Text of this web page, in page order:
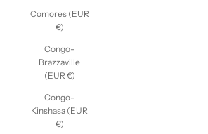
Comores (EUR
€)
Congo-
Brazzaville
(EUR €)
Congo-
Kinshasa (EUR
€)